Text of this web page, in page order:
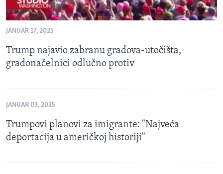
JANUAR 17, 2025
Trump najavio zabranu gradova-utočišta,
gradonačelnici odlučno protiv
JANUAR 03, 2025
Trumpovi planovi za imigrante: "Najveća
deportacija u američkoj historiji"